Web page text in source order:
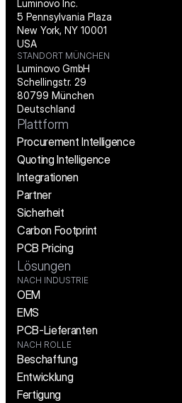
Luminovo Inc.
5 Pennsylvania Plaza
New York, NY 10001
USA
STANDORT MÜNCHEN
Luminovo GmbH
Schellingstr. 29
80799 München
Deutschland
Plattform
Procurement Intelligence
Quoting Intelligence
Integrationen
Partner
Sicherheit
Carbon Footprint
PCB Pricing
Lösungen
NACH INDUSTRIE
OEM
EMS
PCB-Lieferanten
NACH ROLLE
Beschaffung
Entwicklung
Fertigung